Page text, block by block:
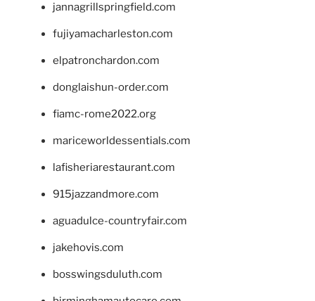
jannagrillspringfield.com
fujiyamacharleston.com
elpatronchardon.com
donglaishun-order.com
fiamc-rome2022.org
mariceworldessentials.com
lafisheriarestaurant.com
915jazzandmore.com
aguadulce-countryfair.com
jakehovis.com
bosswingsduluth.com